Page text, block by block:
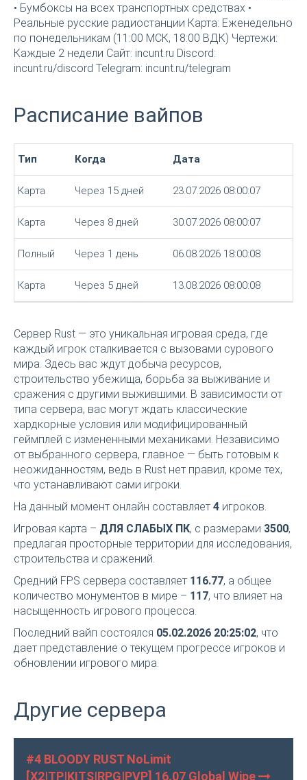
• Бумбоксы на всех транспортных средствах •
Реальные русские радиостанции Карта: Еженедельно
по понедельникам (11:00 МСК, 18:00 ВДК) Чертежи:
Каждые 2 недели Сайт: incunt.ru Discord:
incunt.ru/discord Telegram: incunt.ru/telegram
Расписание вайпов
Тип Когда Дата
Карта Через 15 дней 23.07.2026 08:00:07
Карта Через 8 дней 30.07.2026 08:00:07
Полный Через 1 день 06.08.2026 18:00:08
Карта Через 5 дней 13.08.2026 08:00:08
Сервер Rust — это уникальная игровая среда, где
каждый игрок сталкивается с вызовами сурового
мира. Здесь вас ждут добыча ресурсов,
строительство убежища, борьба за выживание и
сражения с другими выжившими. В зависимости от
типа сервера, вас могут ждать классические
хардкорные условия или модифицированный
геймплей с измененными механиками. Независимо
от выбранного сервера, главное — быть готовым к
неожиданностям, ведь в Rust нет правил, кроме тех,
что устанавливают сами игроки.
На данный момент онлайн составляет 4 игроков.
Игровая карта – ДЛЯ СЛАБЫХ ПК, с размерами 3500,
предлагая просторные территории для исследования,
строительства и сражений.
Средний FPS сервера составляет 116.77, а общее
количество монументов в мире – 117, что влияет на
насыщенность игрового процесса.
Последний вайп состоялся 05.02.2026 20:25:02, что
дает представление о текущем прогрессе игроков и
обновлении игрового мира.
Другие сервера
#4 BLOODY RUST NoLimit
[X2|TP|KITS|RPG|PVP] 16.07 Global Wipe